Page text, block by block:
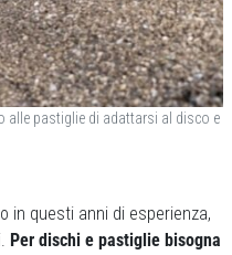
alle pastiglie di adattarsi al disco e
in questi anni di esperienza,
Per dischi e pastiglie bisogna